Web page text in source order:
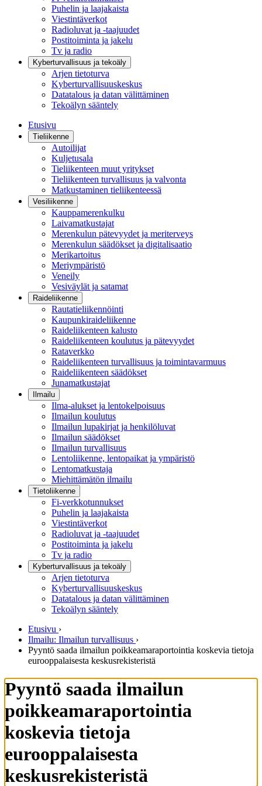
Puhelin ja laajakaista
Viestintäverkot
Radioluvat ja -taajuudet
Postitoiminta ja jakelu
Tv ja radio
Kyberturvallisuus ja tekoäly
Arjen tietoturva
Kyberturvallisuuskeskus
Datatalous ja datan välittäminen
Tekoälyn sääntely
Etusivu
Tieliikenne
Autoilijat
Kuljetusala
Tieliikenteen muut yritykset
Tieliikenteen turvallisuus ja valvonta
Matkustaminen tieliikenteessä
Vesiliikenne
Kauppamerenkulku
Laivamatkustajat
Merenkulun pätevyydet ja meriterveys
Merenkulun säädökset ja digitalisaatio
Merikartoitus
Meriympäristö
Veneily
Vesiväylät ja satamat
Raideliikenne
Rautatieliikennöinti
Kaupunkiraideliikenne
Raideliikenteen kalusto
Raideliikenteen koulutus ja pätevyydet
Rataverkko
Raideliikenteen turvallisuus ja toimintavarmuus
Raideliikenteen säädökset
Junamatkustajat
Ilmailu
Ilma-alukset ja lentokelpoisuus
Ilmailun koulutus
Ilmailun lupakirjat ja henkilöluvat
Ilmailun säädökset
Ilmailun turvallisuus
Lentoliikenne, lentopaikat ja ympäristö
Lentomatkustaja
Miehittämätön ilmailu
Tietoliikenne
Fi-verkkotunnukset
Puhelin ja laajakaista
Viestintäverkot
Radioluvat ja -taajuudet
Postitoiminta ja jakelu
Tv ja radio
Kyberturvallisuus ja tekoäly
Arjen tietoturva
Kyberturvallisuuskeskus
Datatalous ja datan välittäminen
Tekoälyn sääntely
Etusivu ›
Ilmailu: Ilmailun turvallisuus ›
Pyyntö saada ilmailun poikkeamaraportointia koskevia tietoja
eurooppalaisesta keskusrekisteristä
Pyyntö saada ilmailun
poikkeamaraportointia
koskevia tietoja
eurooppalaisesta
keskusrekisteristä